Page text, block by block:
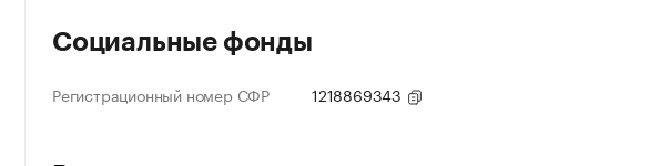
Социальные фонды
Регистрационный номер СФР 1218869343